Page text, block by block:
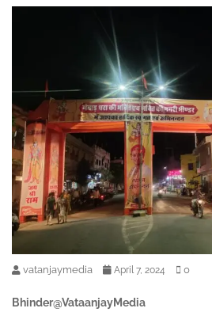
vatanjaymedia April 7, 2024 0
Bhinder@VataanjayMedia